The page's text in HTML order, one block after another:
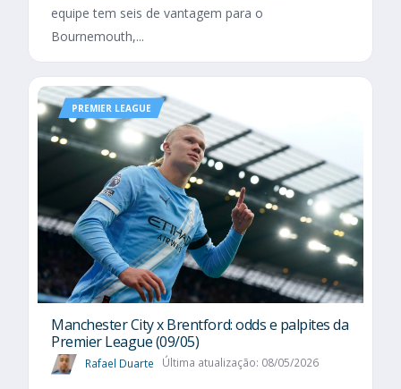
equipe tem seis de vantagem para o
Bournemouth,...
PREMIER LEAGUE
Manchester City x Brentford: odds e palpites da
Premier League (09/05)
Rafael Duarte Última atualização: 08/05/2026